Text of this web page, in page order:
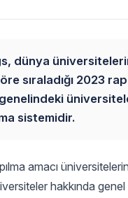
dünya
sıraladığı 2023
sistemidir.
amacı
hakkında